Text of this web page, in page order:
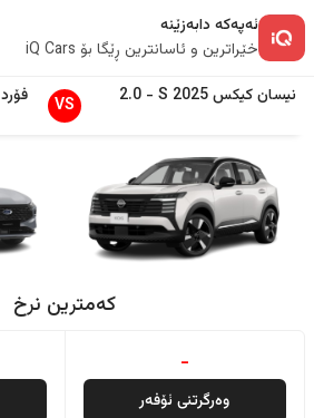
ئەپەکە دابەزێنە
خێراترین و ئاسانترین ڕێگا بۆ iQ Cars
نیسانکیکس2025
S
-
2.0
VS فۆرد
کەمترین نرخ
-
وەرگرتنی ئۆفەر